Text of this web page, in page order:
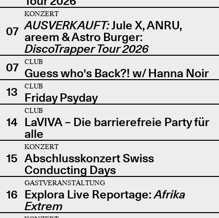
07
KONZERT
AUSVERKAUFT:Jule X, ANRU,
areem & Astro Burger:
DiscoTrapper Tour 2026
07
CLUB
Guess who's Back?! w/ Hanna Noir
13
CLUB
Friday Psyday
14
CLUB
LaVIVA – Die barrierefreie Party für
alle
15
KONZERT
Abschlusskonzert Swiss
Conducting Days
16
GASTVERANSTALTUNG
Explora Live Reportage:Afrika
Extrem